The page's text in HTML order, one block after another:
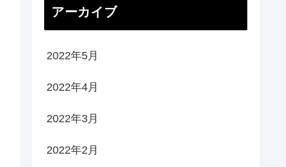
アーカイブ
2022年5月
2022年4月
2022年3月
2022年2月